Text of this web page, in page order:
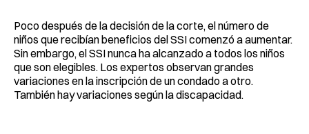
Poco después de la decisión de la corte, el número de
niños que recibían beneficios del SSI comenzó a aumentar.
Sin embargo, el SSI nunca ha alcanzado a todos los niños
que son elegibles. Los expertos observan grandes
variaciones en la inscripción de un condado a otro.
También hay variaciones según la discapacidad.